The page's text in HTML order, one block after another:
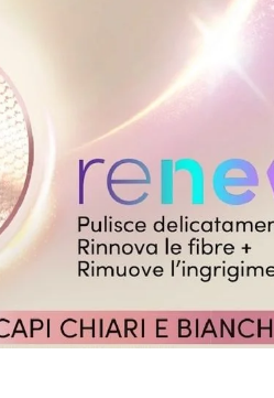
chiari e bianchi con